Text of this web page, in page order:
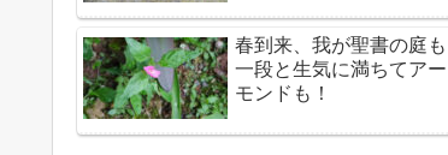
春到来、我が聖書の庭も
一段と生気に満ちてアー
モンドも！